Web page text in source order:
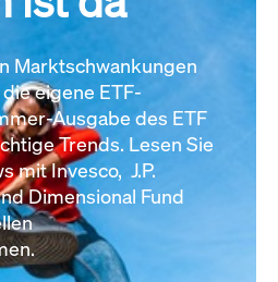
Marktschwankungen
eigene ETF-
Ausgabe des ETF
Trends. Lesen Sie
mit Invesco, J.P.
Dimensional Fund